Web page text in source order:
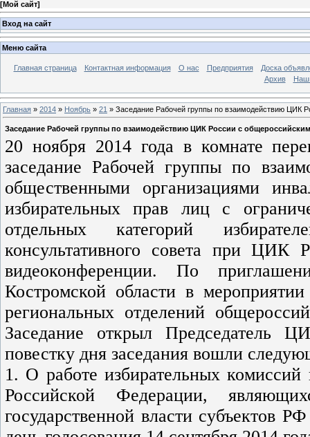
[Мой сайт]
Вход на сайт
Меню сайта
Главная страница Контактная информация О нас Предприятия
Доска
Архив
Главная » 2014 » Ноябрь » 21 » Заседание Рабочей группы по взаимодействию ЦИК
Заседание Рабочей группы по взаимодействию ЦИК России с
20 ноября 2014 года в комнате
заседание Рабочей группы по
общественными организациями
избирательных прав лиц с
отдельных категорий
консультативного совета при ЦИК
видеоконференции. По
Костромской области в
региональных отделений
Заседание открыл Председатель
повестку дня заседания вошли
1. О работе избирательных
Российской Федерации,
государственной власти субъектов